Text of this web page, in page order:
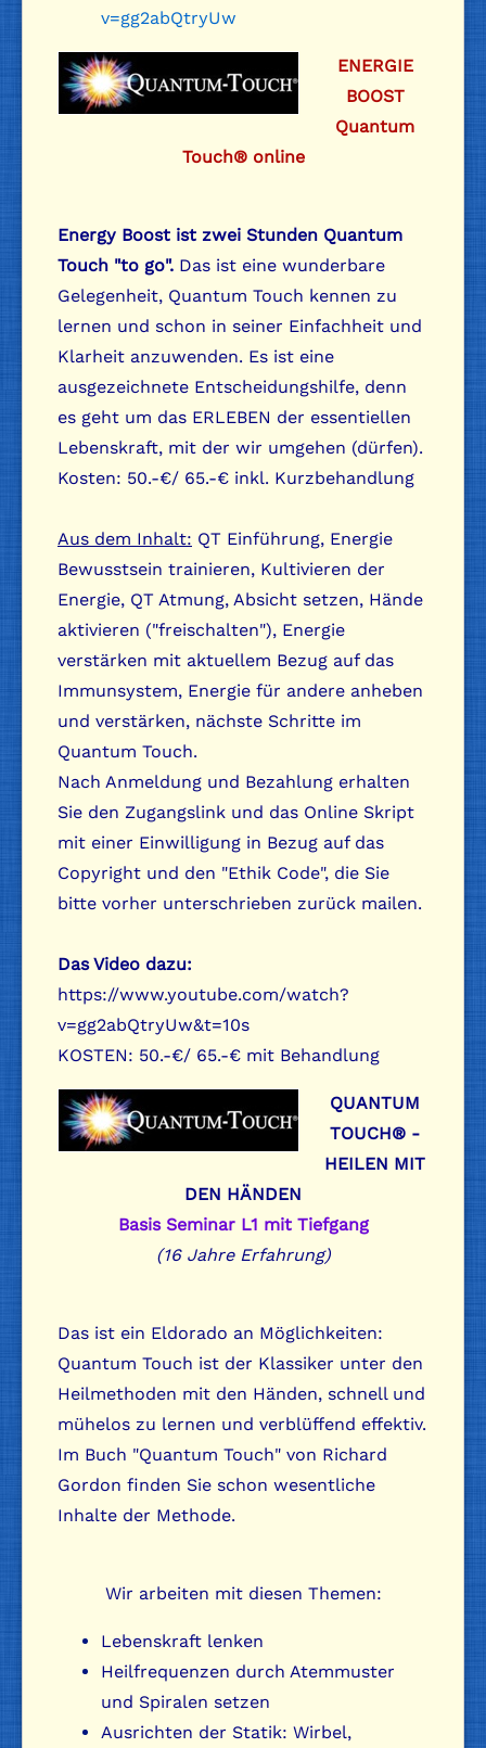
v=gg2abQtryUw
ENERGIE
BOOST
Quantum
Touch® online
Energy Boost ist zwei Stunden Quantum
Touch "to go". Das ist eine wunderbare
Gelegenheit, Quantum Touch kennen zu
lernen und schon in seiner Einfachheit und
Klarheit anzuwenden. Es ist eine
ausgezeichnete Entscheidungshilfe, denn
es geht um das ERLEBEN der essentiellen
Lebenskraft, mit der wir umgehen (dürfen).
Kosten: 50.-€/ 65.-€ inkl. Kurzbehandlung
Aus dem Inhalt: QT Einführung, Energie
Bewusstsein trainieren, Kultivieren der
Energie, QT Atmung, Absicht setzen, Hände
aktivieren ("freischalten"), Energie
verstärken mit aktuellem Bezug auf das
Immunsystem, Energie für andere anheben
und verstärken, nächste Schritte im
Quantum Touch.
Nach Anmeldung und Bezahlung erhalten
Sie den Zugangslink und das Online Skript
mit einer Einwilligung in Bezug auf das
Copyright und den "Ethik Code", die Sie
bitte vorher unterschrieben zurück mailen.
Das Video dazu:
https://www.youtube.com/watch?
v=gg2abQtryUw&t=10s
KOSTEN: 50.-€/ 65.-€ mit Behandlung
QUANTUM
TOUCH® -
HEILEN MIT
DEN HÄNDEN
Basis Seminar L1 mit Tiefgang
(16 Jahre Erfahrung)
Das ist ein Eldorado an Möglichkeiten:
Quantum Touch ist der Klassiker unter den
Heilmethoden mit den Händen, schnell und
mühelos zu lernen und verblüffend effektiv.
Im Buch "Quantum Touch" von Richard
Gordon finden Sie schon wesentliche
Inhalte der Methode.
Wir arbeiten mit diesen Themen:
Lebenskraft lenken
Heilfrequenzen durch Atemmuster
und Spiralen setzen
Ausrichten der Statik: Wirbel,